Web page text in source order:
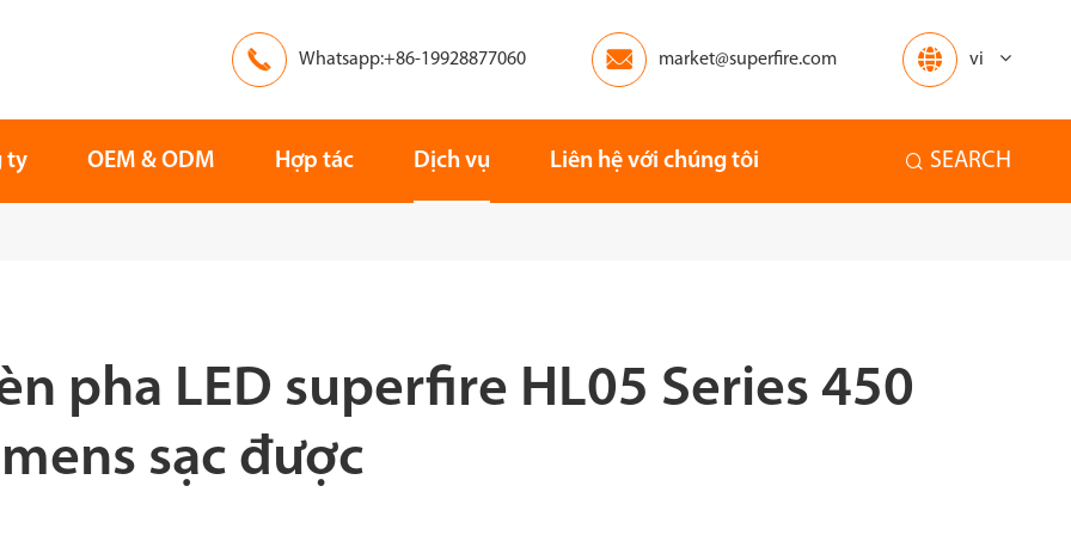
 Whatsapp:+86-19928877060  market@superfire.com  vi
ty OEM & ODM Hợp tác Dịch vụ Liên hệ với chúng tôi
Châu Âu Châu Á
 SEARCH
pha LED superfire HL05 Series 450
sạc được